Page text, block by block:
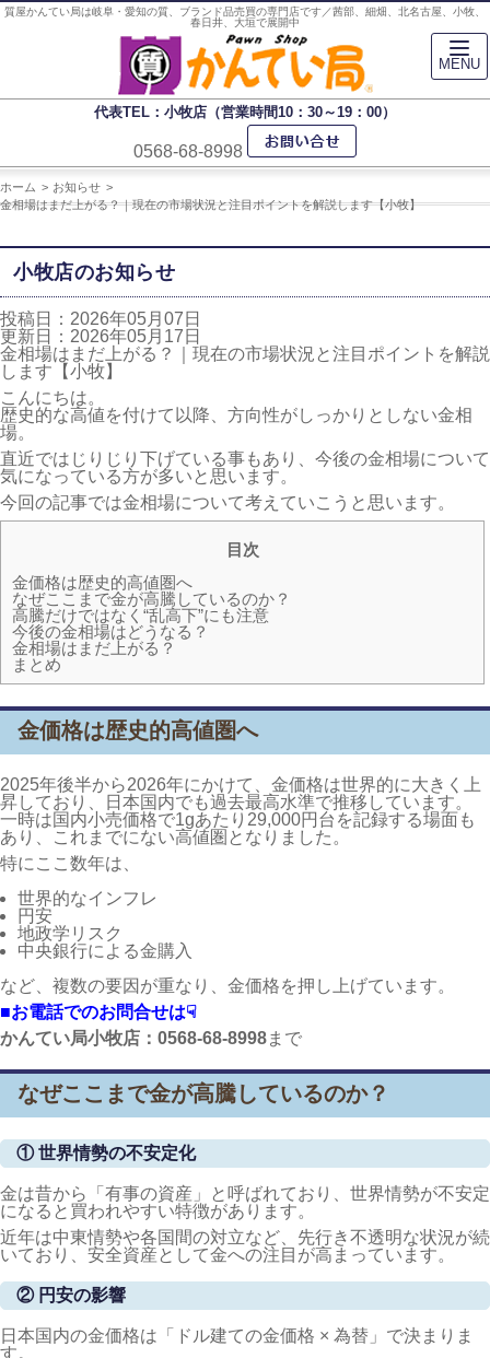
質屋かんてい局は岐阜・愛知の質、ブランド品売買の専門店です／茜部、細畑、北名古屋、小牧、
春日井、大垣で展開中
代表TEL：小牧店（営業時間10：30～19：00）
0568-68-8998
ホーム
お知らせ
金相場はまだ上がる？｜現在の市場状況と注目ポイントを解説します【小牧】
小牧店のお知らせ
投稿日：2026年05月07日
更新日：2026年05月17日
金相場はまだ上がる？｜現在の市場状況と注目ポイントを解説
します【小牧】
こんにちは。
歴史的な高値を付けて以降、方向性がしっかりとしない金相
場。
直近ではじりじり下げている事もあり、今後の金相場について
気になっている方が多いと思います。
今回の記事では金相場について考えていこうと思います。
目次
金価格は歴史的高値圏へ
なぜここまで金が高騰しているのか？
高騰だけではなく“乱高下”にも注意
今後の金相場はどうなる？
金相場はまだ上がる？
まとめ
金価格は歴史的高値圏へ
2025年後半から2026年にかけて、金価格は世界的に大きく上
昇しており、日本国内でも過去最高水準で推移しています。
一時は国内小売価格で1gあたり29,000円台を記録する場面も
あり、これまでにない高値圏となりました。
特にここ数年は、
世界的なインフレ
円安
地政学リスク
中央銀行による金購入
など、複数の要因が重なり、金価格を押し上げています。
■お電話でのお問合せは☟
かんてい局小牧店：0568-68-8998まで
なぜここまで金が高騰しているのか？
① 世界情勢の不安定化
金は昔から「有事の資産」と呼ばれており、世界情勢が不安定
になると買われやすい特徴があります。
近年は中東情勢や各国間の対立など、先行き不透明な状況が続
いており、安全資産として金への注目が高まっています。
② 円安の影響
日本国内の金価格は「ドル建ての金価格 × 為替」で決まりま
す。
MENU